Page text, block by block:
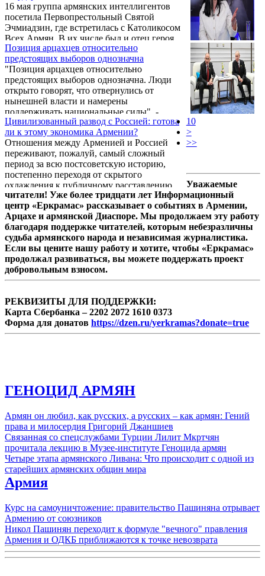
вопросы. «То, что сейчас происходит в
Армении, — это расистские посягательства
на Церковь со стороны людей, нарушающих
Конституцию, вмешивающихся в её жизнь
и теперь уже обещающих в своей
предвыборной программе нарушить ...
16 мая группа армянских интеллигентов
посетила Первопрестольный Святой
Эчмиадзин, где встретилась с Католикосом
Всех Армян. В их числе был и отец героя
войны Вардана Амаляна — певец и
композитор Давид Амалян. Мы
побеседовали с ним о прошедшей встрече.
Позиция арцахцев относительно
предстоящих выборов однозначна
"Позиция арцахцев относительно
предстоящих выборов однозначна. Люди
открыто говорят, что отвернулись от
нынешней власти и намерены
поддерживать национальные силы", -
заявила в интервью газете «Грапарак»
депутат Национального собрания Арцаха
Метаксе Акопян.
Цивилизованный развод с Россией: готова
ли к этому экономика Армении?
Отношения между Арменией и Россией
переживают, пожалуй, самый сложный
период за всю постсоветскую историю,
постепенно переходя от скрытого
охлаждения к публичному расставлению
точек над «i». Катализатором широких
общественных и экспертных дискуссий
стало резонансное заявление президента
России Владимира Путина, сделанное 9 мая
2026 года.
10
>
>>
Уважаемые
читатели! Уже более тридцати лет Информационный
центр «Еркрамас» рассказывает о событиях в Армении,
Арцахе и армянской Диаспоре. Мы продолжаем эту работу
благодаря поддержке читателей, которым небезразличны
судьба армянского народа и независимая журналистика.
Если вы цените нашу работу и хотите, чтобы «Еркрамас»
продолжал развиваться, вы можете поддержать проект
добровольным взносом.
РЕКВИЗИТЫ ДЛЯ ПОДДЕРЖКИ:
Карта Сбербанка – 2202 2072 1610 0373
Форма для донатов https://dzen.ru/yerkramas?donate=true
ГЕНОЦИД АРМЯН
Армян он любил, как русских, а русских – как армян: Гений
права и милосердия Григорий Джаншиев
Связанная со спецслужбами Турции Лилит Мкртчян
прочитала лекцию в Музее-институте Геноцида армян
Четыре этапа армянского Ливана: Что происходит с одной из
старейших армянских общин мира
Армия
Курс на самоуничтожение: правительство Пашиняна отрывает
Армению от союзников
Никол Пашинян переходит к формуле "вечного" правления
Армения и ОДКБ приближаются к точке невозврата